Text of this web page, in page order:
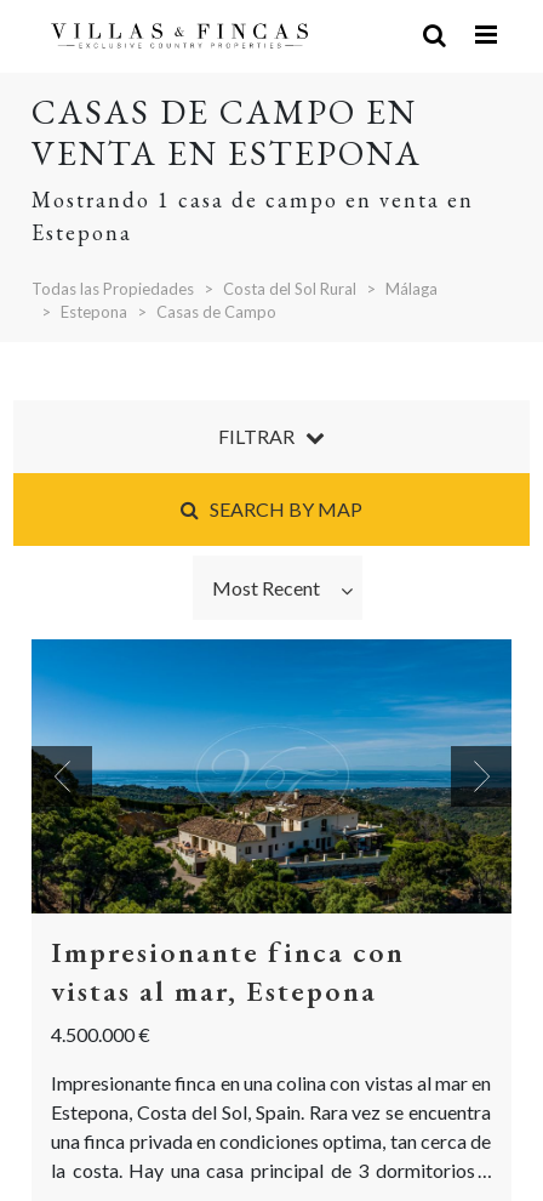
CASAS DE CAMPO EN
VENTA EN ESTEPONA
Mostrando 1 casa de campo en venta en
Estepona
Todas las Propiedades Costa del Sol Rural
Málaga
Estepona
Casas de Campo
Most Recent
SEARCH BY MAP
Previous Next
Impresionante finca con
vistas al mar, Estepona
4.500.000 €
Impresionante finca en una colina con vistas al mar en
Estepona, Costa del Sol, Spain. Rara vez se encuentra
una finca privada en condiciones optima, tan cerca de
la costa. Hay una casa principal de 3 dormitorios y